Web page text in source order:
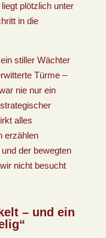
plötzlich unter
in die
stiller Wächter
Türme –
nie nur ein
alles
erzählen
der bewegten
nicht besucht
– und ein